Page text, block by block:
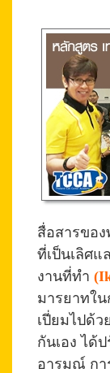
สื่อสารของ
ที่เป็นเลิศ
งานที่ทำ
มารยาทใ
เปี่ยมไปด้
กันเอง ได้
อารมณ์ กา